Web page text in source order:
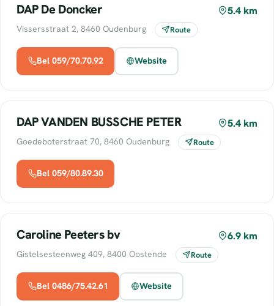
DAP De Doncker 5.4 km
Vissersstraat 2, 8460 Oudenburg Route
Bel 059/70.70.92 Website
DAP VANDEN BUSSCHE PETER 5.4 km
Goedeboterstraat 70, 8460 Oudenburg Route
Bel 059/80.89.30
Caroline Peeters bv 6.9 km
Gistelsesteenweg 409, 8400 Oostende Route
Bel 0486/75.42.61 Website